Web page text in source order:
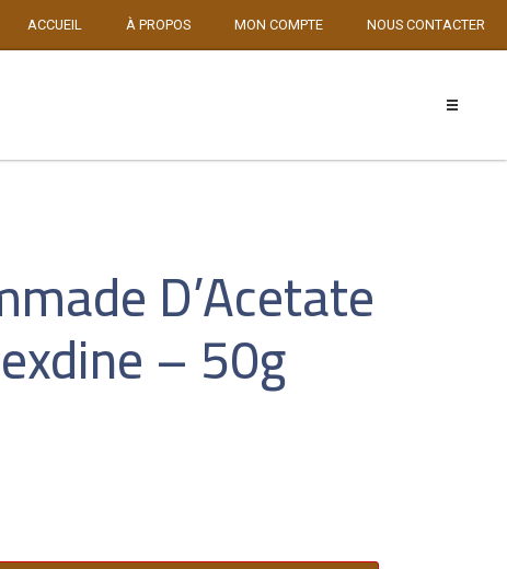
ACCUEIL À PROPOS MON COMPTE NOUS CONTACTER
D’Acetate
– 50g